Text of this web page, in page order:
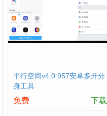
平行空间v4.0.957安卓多开分
身工具
免费 下载